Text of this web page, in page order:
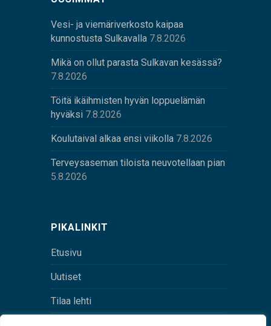
Vesi- ja viemäriverkosto kaipaa
kunnostusta Sulkavalla 7.8.2026
Mikä on ollut parasta Sulkavan kesässä?
7.8.2026
Töitä ikäihmisten hyvän loppuelämän
hyväksi 7.8.2026
Koulutaival alkaa ensi viikolla 7.8.2026
Terveysaseman tiloista neuvotellaan pian
5.8.2026
PIKALINKIT
Etusivu
Uutiset
Tilaa lehti